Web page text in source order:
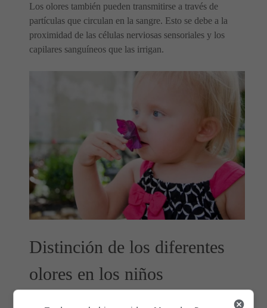
Los olores también pueden transmitirse a través de
partículas que circulan en la sangre. Esto se debe a la
proximidad de las células nerviosas sensoriales y los
capilares sanguíneos que las irrigan.
Distinción de los diferentes
olores en los niños